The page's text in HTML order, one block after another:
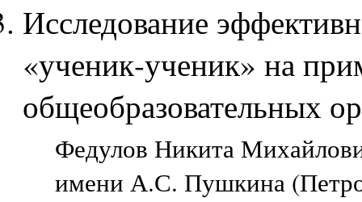
Исследование
«ученик-ученик» на
общеобразовательных
Федулов Никита
имени А.С. Пушкина